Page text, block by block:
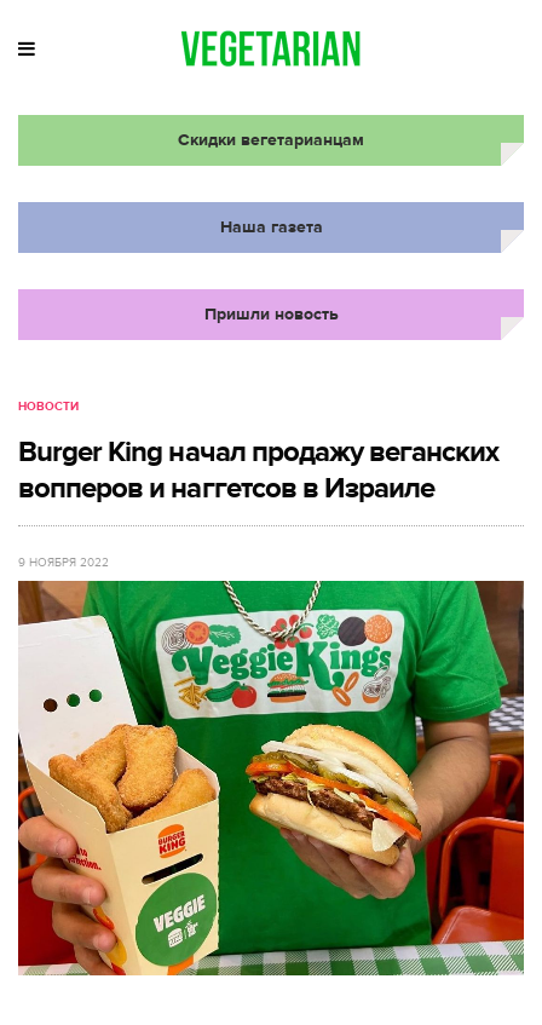
Скидки вегетарианцам
Наша газета
Пришли новость
НОВОСТИ
Burger King начал продажу веганских
вопперов и наггетсов в Израиле
9 НОЯБРЯ 2022